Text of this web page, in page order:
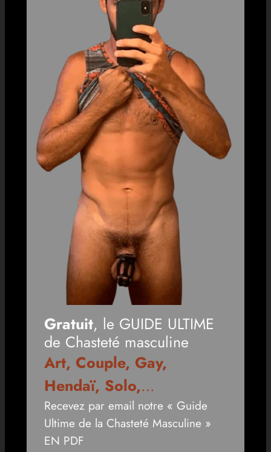
Gratuit, le GUIDE ULTIME
de Chasteté masculine
Art, Couple, Gay,
Hendaï, Solo,…
Recevez par email notre « Guide
Ultime de la Chasteté Masculine »
EN PDF